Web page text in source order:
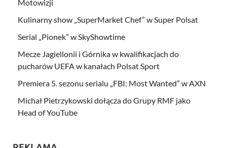
Motowizji
Kulinarny show „SuperMarket Chef” w Super Polsat
Serial „Pionek” w SkyShowtime
Mecze Jagiellonii i Górnika w kwalifikacjach do
pucharów UEFA w kanałach Polsat Sport
Premiera 5. sezonu serialu „FBI: Most Wanted” w AXN
Michał Pietrzykowski dołącza do Grupy RMF jako
Head of YouTube